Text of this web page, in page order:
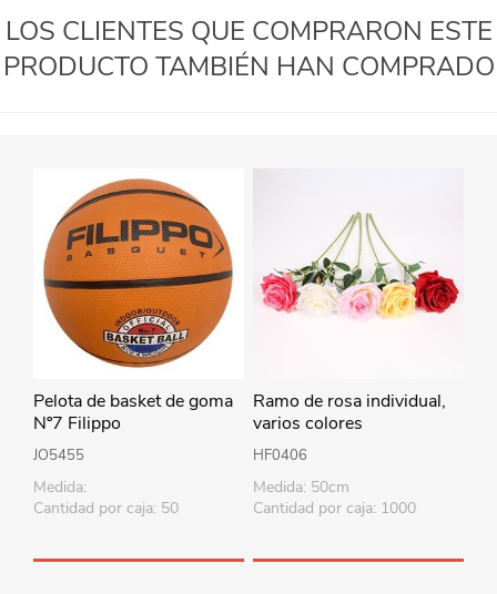
LOS CLIENTES QUE COMPRARON ESTE
PRODUCTO TAMBIÉN HAN COMPRADO
Pelota de basket de goma
Nº7 Filippo
JO5455
Medida:
Cantidad por caja: 50
Ramo de rosa individual,
varios colores
HF0406
Medida: 50cm
Cantidad por caja: 1000